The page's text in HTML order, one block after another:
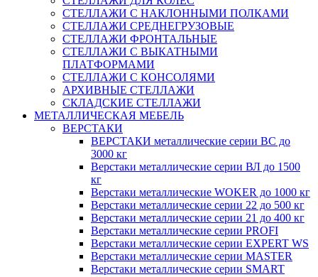
СТЕЛЛАЖИ С НАКЛОННЫМИ ПОЛКАМИ
СТЕЛЛАЖИ СРЕДНЕГРУЗОВЫЕ
СТЕЛЛАЖИ ФРОНТАЛЬНЫЕ
СТЕЛЛАЖИ С ВЫКАТНЫМИ
ПЛАТФОРМАМИ
СТЕЛЛАЖИ С КОНСОЛЯМИ
АРХИВНЫЕ СТЕЛЛАЖИ
СКЛАДСКИЕ СТЕЛЛАЖИ
МЕТАЛЛИЧЕСКАЯ МЕБЕЛЬ
ВЕРСТАКИ
ВЕРСТАКИ металлические серии ВС до
3000 кг
Верстаки металлические серии ВЛ до 1500
кг
Верстаки металлические WOKER до 1000 кг
Верстаки металлические серии 22 до 500 кг
Верстаки металлические серии 21 до 400 кг
Верстаки металлические серии PROFI
Верстаки металлические серии EXPERT WS
Верстаки металлические серии MASTER
Верстаки металлические серии SMART